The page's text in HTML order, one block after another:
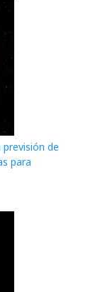
previsión de
para